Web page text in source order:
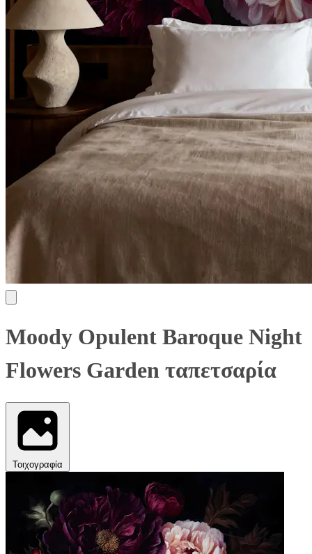
Moody Opulent Baroque Night
Flowers Garden ταπετσαρία
Τοιχογραφία